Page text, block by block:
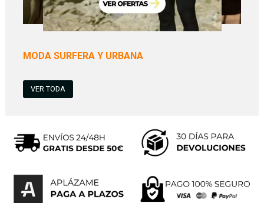
MODA SURFERA Y URBANA
VER TODA